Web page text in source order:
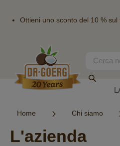
Ottieni uno sconto del 10 % sul
contenuto
Search
Home Chi siamo
L'azienda